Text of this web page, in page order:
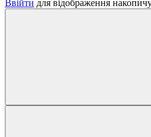
Ввійти для відображення